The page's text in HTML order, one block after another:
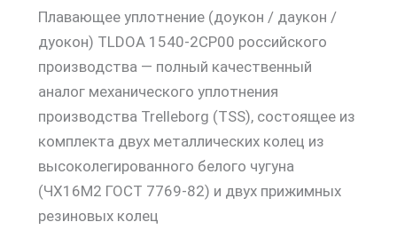
Плавающее уплотнение (доукон / даукон /
дуокон) TLDOA 1540-2CP00 российского
производства — полный качественный
аналог механического уплотнения
производства Trelleborg (TSS), состоящее из
комплекта двух металлических колец из
высоколегированного белого чугуна
(ЧХ16М2 ГОСТ 7769-82) и двух прижимных
резиновых колец